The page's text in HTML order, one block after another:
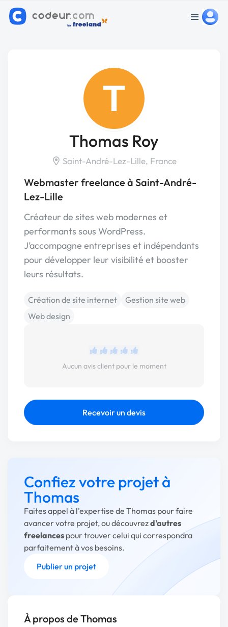
T
Thomas Roy
Saint-André-Lez-Lille, France
Webmaster freelance à Saint-André-
Lez-Lille
Créateur de sites web modernes et
performants sous WordPress.
J’accompagne entreprises et indépendants
pour développer leur visibilité et booster
leurs résultats.
Création de site internet
Gestion site web
Web design
Aucun avis client pour le moment
Recevoir un devis
Confiez votre projet à
Thomas
Faites appel à l'expertise de Thomas pour faire
avancer votre projet, ou découvrezd'autres
freelances pour trouver celui qui correspondra
parfaitement à vos besoins.
Publier un projet
À propos de Thomas